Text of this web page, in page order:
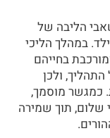
הליבה של
במהלך הליכי
בחייהם
ולכן
כמגשר מוסמך,
שלום, תוך שמירה